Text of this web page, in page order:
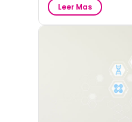
Leer Mas:
Seguro
precios